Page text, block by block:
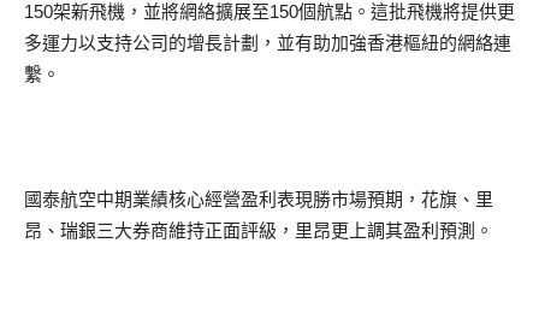
150架新飛機，並將網絡擴展至150個航點。這批飛機將提供更
多運力以支持公司的增長計劃，並有助加強香港樞紐的網絡連
繫。
國泰航空中期業績核心經營盈利表現勝市場預期，花旗、里
昂、瑞銀三大券商維持正面評級，里昂更上調其盈利預測。